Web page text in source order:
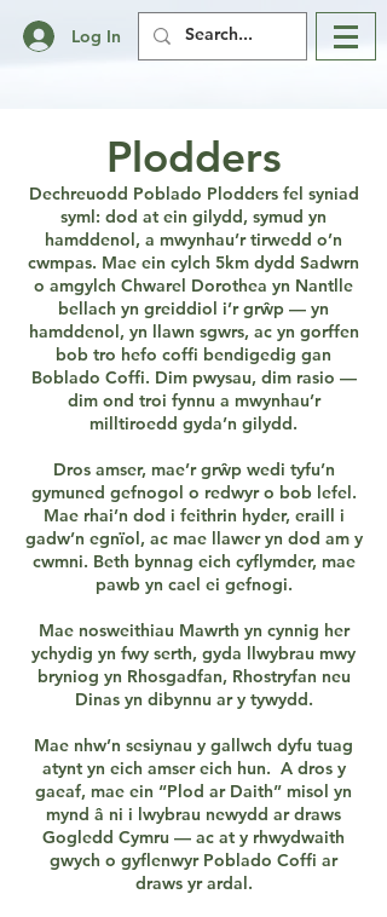
Log In
Plodders
Dechreuodd Poblado Plodders fel syniad
syml: dod at ein gilydd, symud yn
hamddenol, a mwynhau’r tirwedd o’n
cwmpas. Mae ein cylch 5km dydd Sadwrn
o amgylch Chwarel Dorothea yn Nantlle
bellach yn greiddiol i’r grŵp — yn
hamddenol, yn llawn sgwrs, ac yn gorffen
bob tro hefo coffi bendigedig gan
Boblado Coffi. Dim pwysau, dim rasio —
dim ond troi fynnu a mwynhau’r
milltiroedd gyda’n gilydd.
Dros amser, mae’r grŵp wedi tyfu’n
gymuned gefnogol o redwyr o bob lefel.
Mae rhai’n dod i feithrin hyder, eraill i
gadw’n egnïol, ac mae llawer yn dod am y
cwmni. Beth bynnag eich cyflymder, mae
pawb yn cael ei gefnogi.
Mae nosweithiau Mawrth yn cynnig her
ychydig yn fwy serth, gyda llwybrau mwy
bryniog yn Rhosgadfan, Rhostryfan neu
Dinas yn dibynnu ar y tywydd.
Mae nhw’n sesiynau y gallwch dyfu tuag
atynt yn eich amser eich hun. A dros y
gaeaf, mae ein “Plod ar Daith” misol yn
mynd â ni i lwybrau newydd ar draws
Gogledd Cymru — ac at y rhwydwaith
gwych o gyflenwyr Poblado Coffi ar
draws yr ardal.